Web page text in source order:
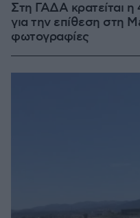
Στη ΓΑΔΑ κρατείται η
για την επίθεση στη
φωτογραφίες